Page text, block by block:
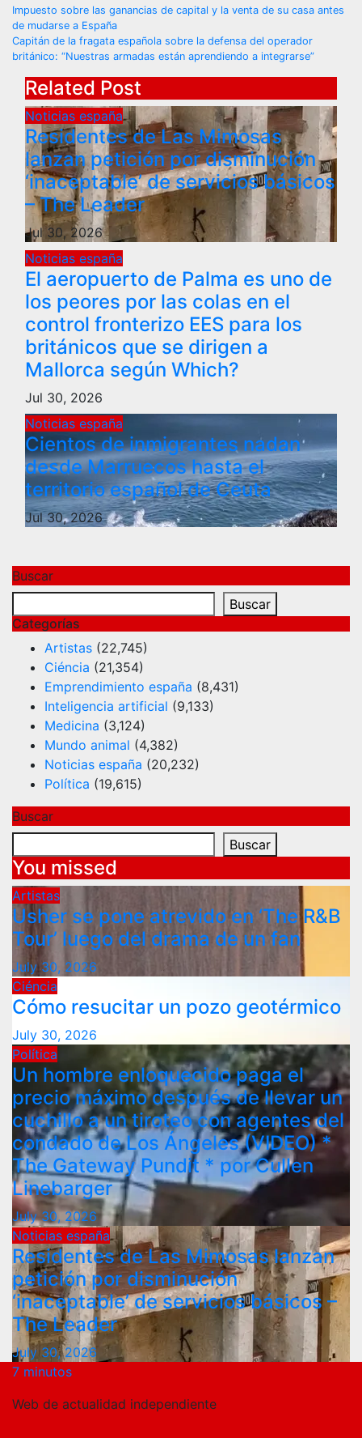
Post
navigation
Impuesto sobre las ganancias de capital y la venta de su casa antes
de mudarse a España
Capitán de la fragata española sobre la defensa del operador
británico: “Nuestras armadas están aprendiendo a integrarse”
Related Post
Noticias españa
Residentes de Las Mimosas
lanzan petición por disminución
‘inaceptable’ de servicios básicos
– The Leader
Jul 30, 2026
Noticias españa
El aeropuerto de Palma es uno de
los peores por las colas en el
control fronterizo EES para los
británicos que se dirigen a
Mallorca según Which?
Jul 30, 2026
Noticias españa
Cientos de inmigrantes nadan
desde Marruecos hasta el
territorio español de Ceuta
Jul 30, 2026
Buscar
Buscar
Categorías
Artistas (22,745)
Ciéncia (21,354)
Emprendimiento españa (8,431)
Inteligencia artificial (9,133)
Medicina (3,124)
Mundo animal (4,382)
Noticias españa (20,232)
Política (19,615)
Buscar
Buscar
You missed
Artistas
Usher se pone atrevido en ‘The R&B
Tour’ luego del drama de un fan
July 30, 2026
Ciéncia
Cómo resucitar un pozo geotérmico
July 30, 2026
Política
Un hombre enloquecido paga el
precio máximo después de llevar un
cuchillo a un tiroteo con agentes del
condado de Los Ángeles (VIDEO) *
The Gateway Pundit * por Cullen
Linebarger
July 30, 2026
Noticias españa
Residentes de Las Mimosas lanzan
petición por disminución
‘inaceptable’ de servicios básicos –
The Leader
July 30, 2026
7 minutos
Web de actualidad independiente